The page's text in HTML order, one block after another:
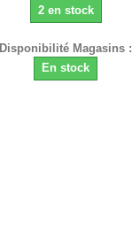
2 en stock
Disponibilité Magasins :
En stock